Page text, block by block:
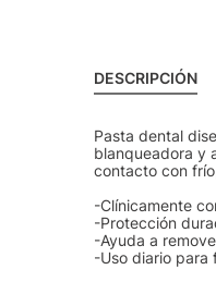
DESCRIPCIÓN
Pasta dental
blanqueadora y
contacto con
-Clínicamente
-Protección
-Ayuda a
-Uso diario